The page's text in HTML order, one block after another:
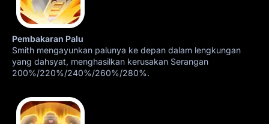
Pembakaran Palu
Smith mengayunkan palunya ke depan dalam lengkungan
yang dahsyat, menghasilkan kerusakan Serangan
200%/220%/240%/260%/280%.